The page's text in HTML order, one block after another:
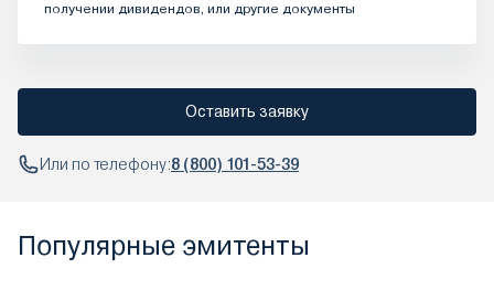
получении дивидендов, или другие документы
Оставить заявку
Или по телефону:8 (800) 101-53-39
Популярные эмитенты